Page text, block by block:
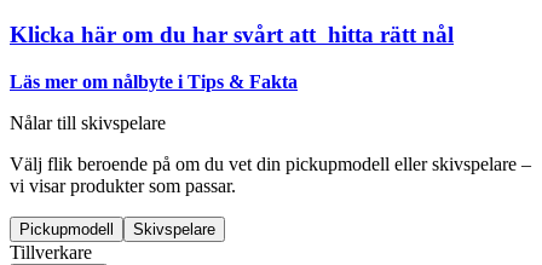
Klicka här om du har svårt att hitta rätt nål
Läs mer om nålbyte i Tips & Fakta
Nålar till skivspelare
Välj flik beroende på om du vet din pickupmodell eller skivspelare –
vi visar produkter som passar.
Pickupmodell Skivspelare
Tillverkare